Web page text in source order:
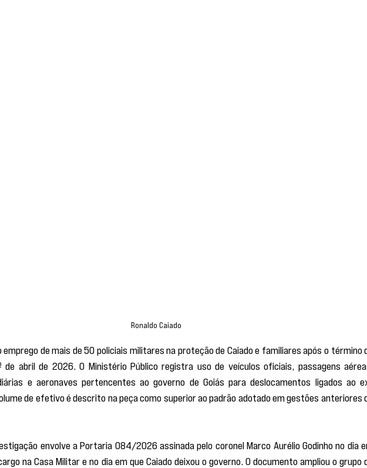
Ronaldo Caiado
emprego de mais de 50 policiais militares na proteção de Caiado e familiares após o término
de abril de 2026. O Ministério Público registra uso de veículos oficiais, passagens
e aeronaves pertencentes ao governo de Goiás para deslocamentos ligados ao
de efetivo é descrito na peça como superior ao padrão adotado em gestões anteriores
envolve a Portaria 084/2026 assinada pelo coronel Marco Aurélio Godinho no dia
na Casa Militar e no dia em que Caiado deixou o governo. O documento ampliou o grupo